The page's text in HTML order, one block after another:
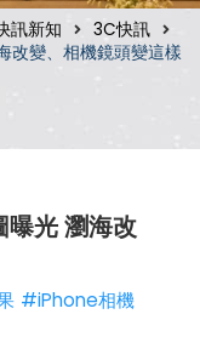
訊新知
3C快訊
改變、相機鏡頭變這樣
曝光 瀏海改
#iPhone相機